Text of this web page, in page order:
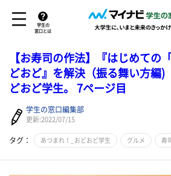
学生の
窓口とは
【お寿司の作法】『はじめての
どおど』を解決（振る舞い方編
どおど学生。 7ページ目
学生の窓口編集部
更新:2022/07/15
タグ： あつまれ！_おどおど学生 グルメ 寿